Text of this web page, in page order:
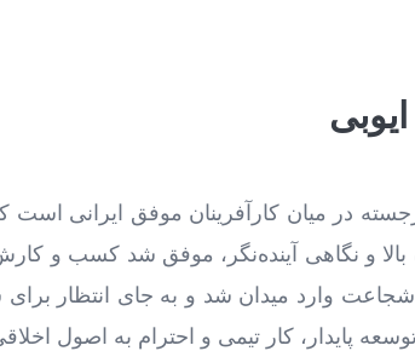
در میان کارآفرینان موفق ایرانی
بالا و نگاهی آینده‌نگر، موفق شد کسب ‌و
شجاعت وارد میدان شد و به جای انتظار
پایدار، کار تیمی و احترام به اصول